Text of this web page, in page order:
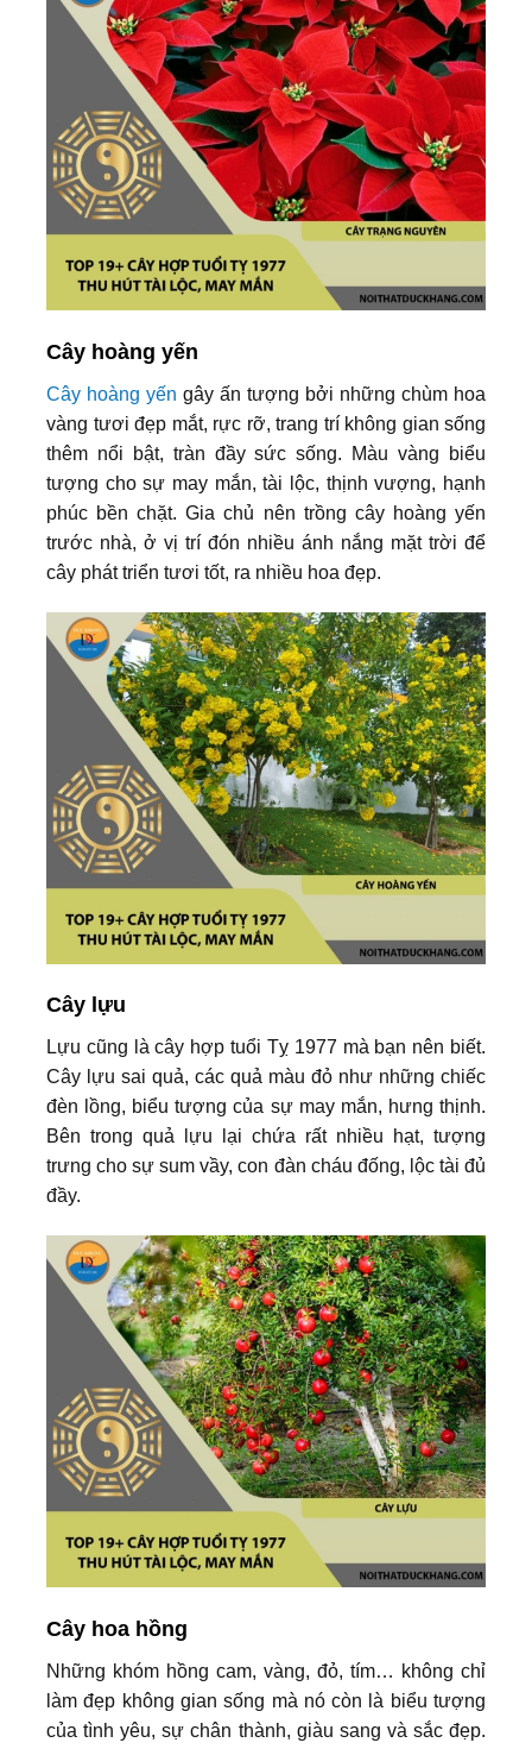
Cây hoàng yến
Cây hoàng yến gây ấn tượng bởi những chùm hoa
vàng tươi đẹp mắt, rực rỡ, trang trí không gian sống
thêm nổi bật, tràn đầy sức sống. Màu vàng biểu
tượng cho sự may mắn, tài lộc, thịnh vượng, hạnh
phúc bền chặt. Gia chủ nên trồng cây hoàng yến
trước nhà, ở vị trí đón nhiều ánh nắng mặt trời để
cây phát triển tươi tốt, ra nhiều hoa đẹp.
Cây lựu
Lựu cũng là cây hợp tuổi Tỵ 1977 mà bạn nên biết.
Cây lựu sai quả, các quả màu đỏ như những chiếc
đèn lồng, biểu tượng của sự may mắn, hưng thịnh.
Bên trong quả lựu lại chứa rất nhiều hạt, tượng
trưng cho sự sum vầy, con đàn cháu đống, lộc tài đủ
đầy.
Cây hoa hồng
Những khóm hồng cam, vàng, đỏ, tím… không chỉ
làm đẹp không gian sống mà nó còn là biểu tượng
của tình yêu, sự chân thành, giàu sang và sắc đẹp.